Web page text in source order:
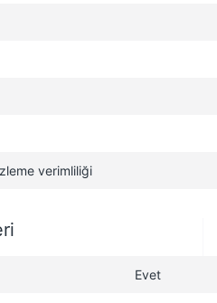
verimliliği
Evet